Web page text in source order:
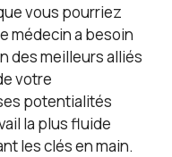
vous pourriez
médecin a besoin
des meilleurs alliés
votre
potentialités
la plus fluide
les clés en main.